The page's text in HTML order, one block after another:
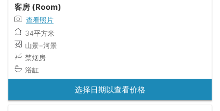
客房 (Room)
查看照片
34平方米
山景+河景
禁烟房
浴缸
选择日期以查看价格